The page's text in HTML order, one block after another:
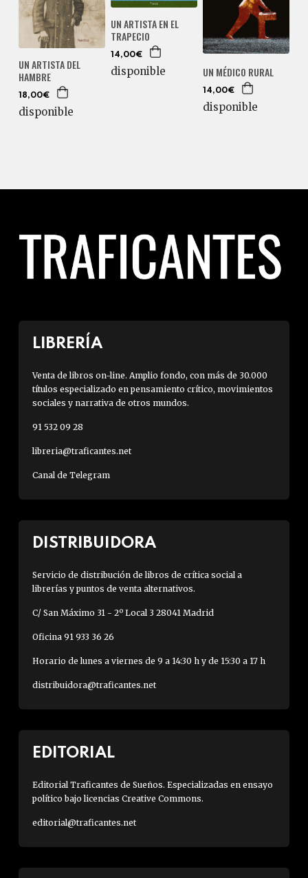
UN ARTISTA DEL
HAMBRE
18,00€
disponible
UN ARTISTA EN EL
TRAPECIO
14,00€
disponible UN MÉDICO RURAL
14,00€
disponible
LIBRERÍA
Venta de libros on-line. Amplio fondo, con más de 30.000
títulos especializado en pensamiento crítico, movimientos
sociales y narrativa de otros mundos.
91 532 09 28
libreria@traficantes.net
Canal de Telegram
DISTRIBUIDORA
Servicio de distribución de libros de crítica social a
librerías y puntos de venta alternativos.
C/ San Máximo 31 - 2º Local 3 28041 Madrid
Oficina 91 933 36 26
Horario de lunes a viernes de 9 a 14:30 h y de 15:30 a 17 h
distribuidora@traficantes.net
EDITORIAL
Editorial Traficantes de Sueños. Especializadas en ensayo
político bajo licencias Creative Commons.
editorial@traficantes.net